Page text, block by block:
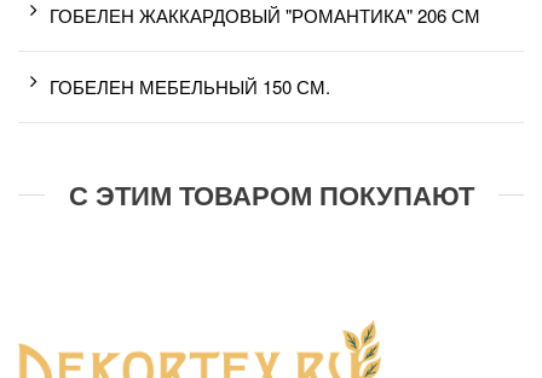
ГОБЕЛЕН ЖАККАРДОВЫЙ "РОМАНТИКА" 206 СМ
ГОБЕЛЕН МЕБЕЛЬНЫЙ 150 СМ.
С ЭТИМ ТОВАРОМ ПОКУПАЮТ